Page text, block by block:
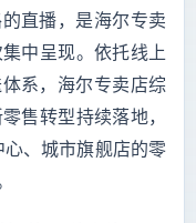
直播，是海尔专卖
中呈现。依托线上
系，海尔专卖店综
售转型持续落地，
、城市旗舰店的零